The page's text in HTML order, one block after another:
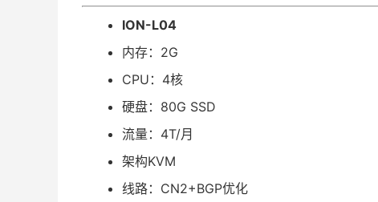
ION-L04
内存：2G
CPU：4核
硬盘：80G SSD
流量：4T/月
架构KVM
线路：CN2+BGP优化